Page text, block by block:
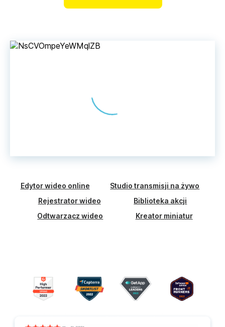
Edytor wideo online
Studio transmisji na żywo
Rejestrator wideo
Biblioteka akcji
Odtwarzacz wideo
Kreator miniatur